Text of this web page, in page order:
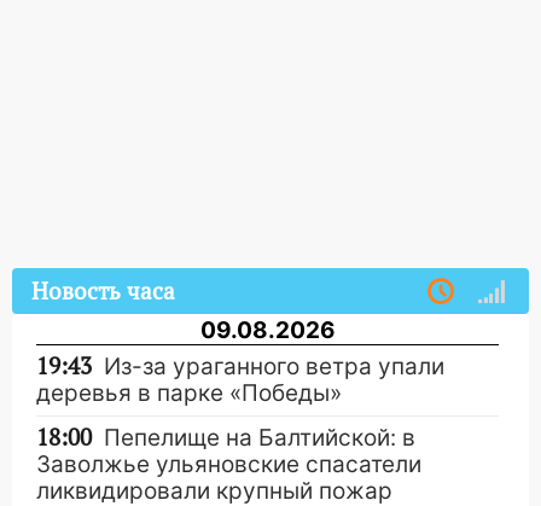
Новость часа
09.08.2026
19:43 Из-за ураганного ветра упали
деревья в парке «Победы»
18:00 Пепелище на Балтийской: в
Заволжье ульяновские спасатели
ликвидировали крупный пожар